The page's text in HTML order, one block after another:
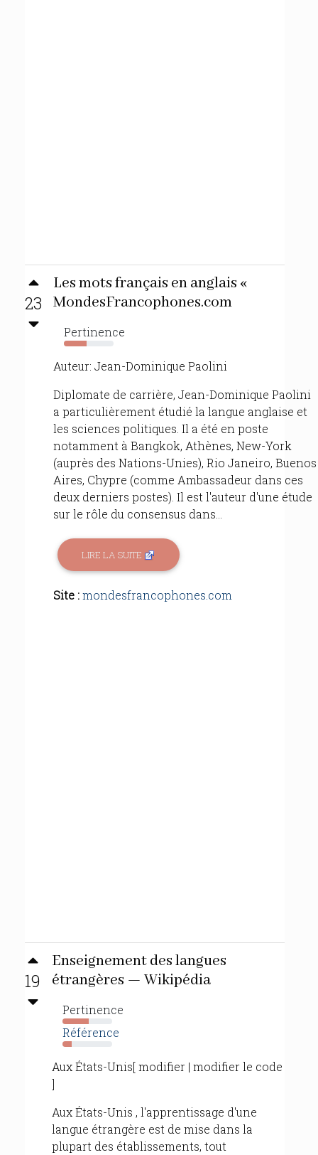
23
Les mots français en anglais «
MondesFrancophones.com
Pertinence
46%
Auteur: Jean-Dominique Paolini
Diplomate de carrière, Jean-Dominique Paolini
a particulièrement étudié la langue anglaise et
les sciences politiques. Il a été en poste
notamment à Bangkok, Athènes, New-York
(auprès des Nations-Unies), Rio Janeiro, Buenos
Aires, Chypre (comme Ambassadeur dans ces
deux derniers postes). Il est l'auteur d'une étude
sur le rôle du consensus dans...
LIRE LA SUITE
Site :mondesfrancophones.com
19
Enseignement des langues
étrangères — Wikipédia
Pertinence
53%
Référence
19%
Aux États-Unis[ modifier | modifier le code
]
Aux États-Unis , l'apprentissage d'une
langue étrangère est de mise dans la
plupart des établissements, tout